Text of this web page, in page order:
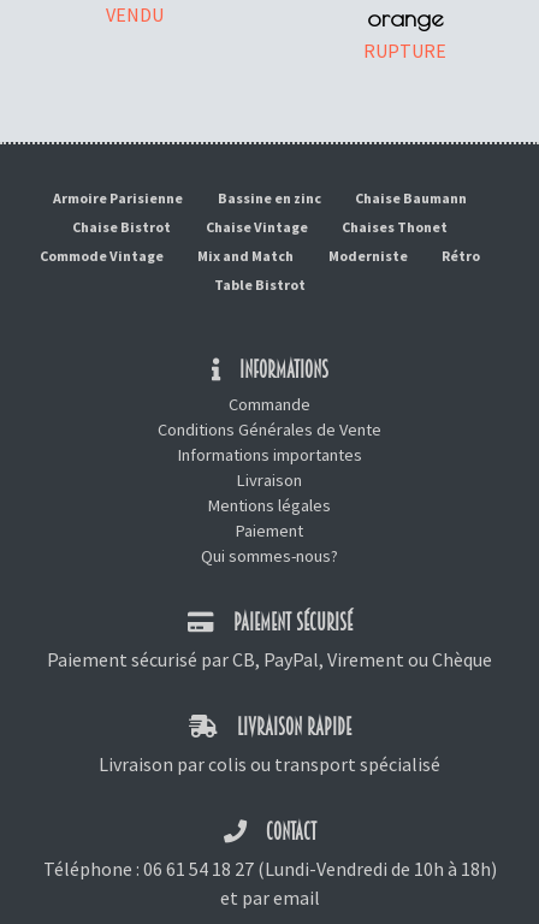
VENDU
orange
RUPTURE
Armoire Parisienne Bassine en zinc
Chaise Baumann
Chaise Bistrot
Chaise Vintage
Chaises Thonet
Commode Vintage
Mix and Match Moderniste
Rétro
Table Bistrot
INFORMATIONS
Commande
Conditions Générales de Vente
Informations importantes
Livraison
Mentions légales
Paiement
Qui sommes-nous?
PAIEMENT SÉCURISÉ
Paiement sécurisé par CB, PayPal, Virement ou Chèque
LIVRAISON RAPIDE
Livraison par colis ou transport spécialisé
CONTACT
Téléphone : 06 61 54 18 27(Lundi-Vendredi de 10h à 18h)
et par email